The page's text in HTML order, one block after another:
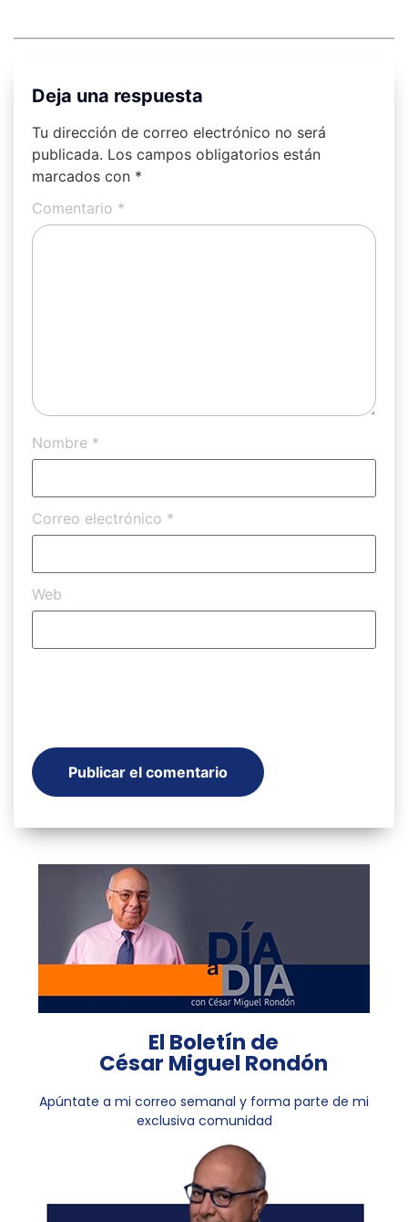
Deja una respuesta
Tu dirección de correo electrónico no será
publicada. Los campos obligatorios están
marcados con *
Comentario *
Nombre *
Correo electrónico *
Web
El Boletín de
César Miguel Rondón
Apúntate a mi correo semanal y forma parte de mi
exclusiva comunidad